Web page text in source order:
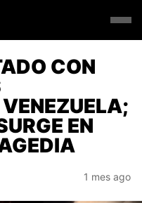
CON
EN
1 mes ago